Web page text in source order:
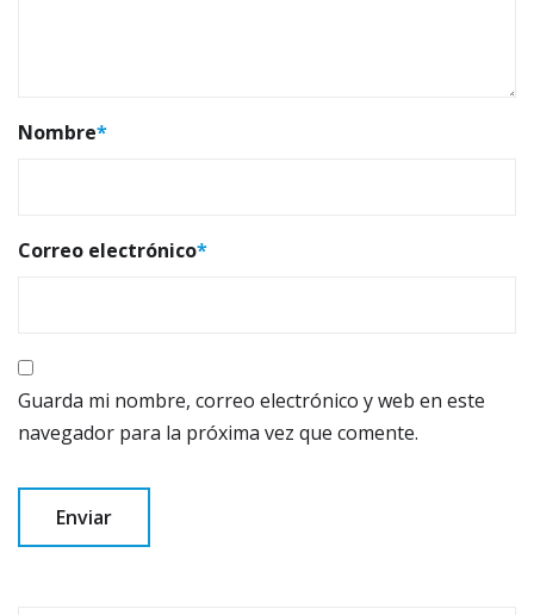
Nombre*
Correo electrónico*
Guarda mi nombre, correo electrónico y web en este
navegador para la próxima vez que comente.